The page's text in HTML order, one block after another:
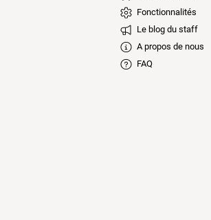
Fonctionnalités
Le blog du staff
A propos de nous
FAQ